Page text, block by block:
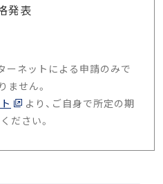
発表
ーネットによる申請のみで
ません。
より、ご自身で所定の期
ださい。